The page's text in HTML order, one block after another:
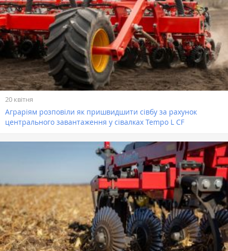
20 квітня
Аграріям розповіли як пришвидшити сівбу за рахунок
центрального завантаження у сівалках Tempo L CF